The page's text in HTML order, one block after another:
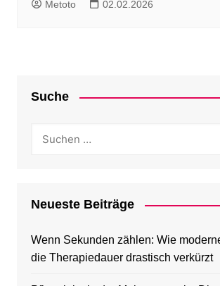
Metoto 02.02.2026
Suche
Neueste Beiträge
Wenn Sekunden zählen: Wie
die Therapiedauer drastisch verkürzt